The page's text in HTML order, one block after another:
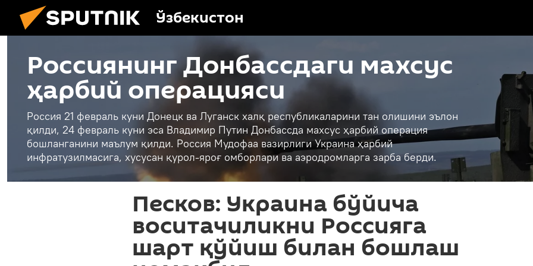
Ўзбекистон
Россиянинг Донбассдаги махсус
ҳарбий операцияси
Россия 21 февраль куни Донецк ва Луганск халқ республикаларини тан олишини эълон
қилди, 24 февраль куни эса Владимир Путин Донбассда махсус ҳарбий операция
бошланганини маълум қилди. Россия Мудофаа вазирлиги Украина ҳарбий
инфратузилмасига, хусусан қурол-яроғ омборлари ва аэродромларга зарба берди.
Песков: Украина бўйича
воситачиликни Россияга
шарт қўйиш билан бошлаш